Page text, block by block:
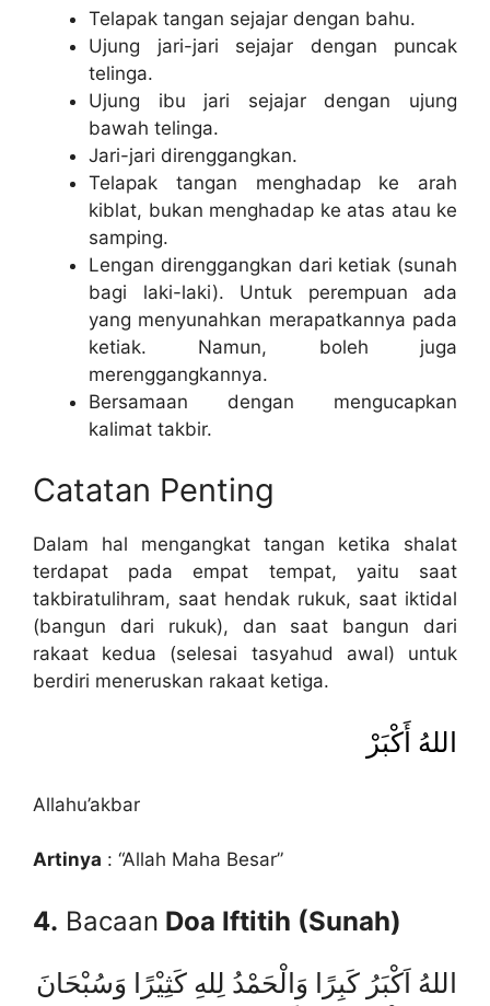
Telapak tangan sejajar dengan bahu.
Ujung jari-jari sejajar dengan puncak
telinga.
Ujung ibu jari sejajar dengan ujung
bawah telinga.
Jari-jari direnggangkan.
Telapak tangan menghadap ke arah
kiblat, bukan menghadap ke atas atau ke
samping.
Lengan direnggangkan dari ketiak (sunah
bagi laki-laki). Untuk perempuan ada
yang menyunahkan merapatkannya pada
ketiak. Namun, boleh juga
merenggangkannya.
Bersamaan dengan mengucapkan
kalimat takbir.
Catatan Penting
Dalam hal mengangkat tangan ketika shalat
terdapat pada empat tempat, yaitu saat
takbiratulihram, saat hendak rukuk, saat iktidal
(bangun dari rukuk), dan saat bangun dari
rakaat kedua (selesai tasyahud awal) untuk
berdiri meneruskan rakaat ketiga.
اللهُ أَكْبَرْ
Allahu’akbar
Artinya : “Allah Maha Besar”
4. Bacaan Doa Iftitih (Sunah)
اللهُ اَكْبَرُ كَبِرًا وَالْحَمْدُ لِلهِ كَثِيْرًا وَسُبْحَانَ